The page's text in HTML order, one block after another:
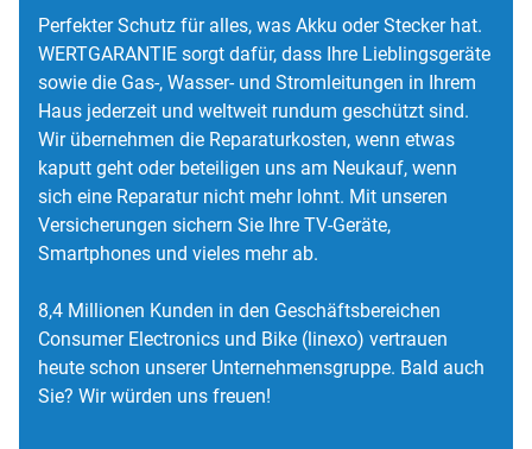
Perfekter Schutz für alles, was Akku oder Stecker hat.
WERTGARANTIE sorgt dafür, dass Ihre Lieblingsgeräte
sowie die Gas-, Wasser- und Stromleitungen in Ihrem
Haus jederzeit und weltweit rundum geschützt sind.
Wir übernehmen die Reparaturkosten, wenn etwas
kaputt geht oder beteiligen uns am Neukauf, wenn
sich eine Reparatur nicht mehr lohnt. Mit unseren
Versicherungen sichern Sie Ihre TV-Geräte,
Smartphones und vieles mehr ab.
8,4 Millionen Kunden in den Geschäftsbereichen
Consumer Electronics und Bike (linexo) vertrauen
heute schon unserer Unternehmensgruppe. Bald auch
Sie? Wir würden uns freuen!